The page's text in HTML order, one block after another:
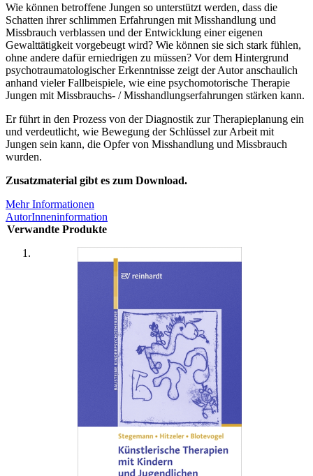
Wie können betroffene Jungen so unterstützt werden, dass die
Schatten ihrer schlimmen Erfahrungen mit Misshandlung und
Missbrauch verblassen und der Entwicklung einer eigenen
Gewalttätigkeit vorgebeugt wird? Wie können sie sich stark fühlen,
ohne andere dafür erniedrigen zu müssen? Vor dem Hintergrund
psychotraumatologischer Erkenntnisse zeigt der Autor anschaulich
anhand vieler Fallbeispiele, wie eine psychomotorische Therapie
Jungen mit Missbrauchs- / Misshandlungserfahrungen stärken kann.
Er führt in den Prozess von der Diagnostik zur Therapieplanung ein
und verdeutlicht, wie Bewegung der Schlüssel zur Arbeit mit
Jungen sein kann, die Opfer von Misshandlung und Missbrauch
wurden.
Zusatzmaterial gibt es zum Download.
Mehr Informationen
AutorInneninformation
Verwandte Produkte